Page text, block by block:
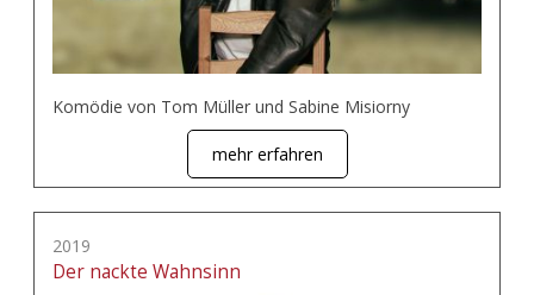
Komödie von Tom Müller und Sabine Misiorny
mehr erfahren
2019
Der nackte Wahnsinn